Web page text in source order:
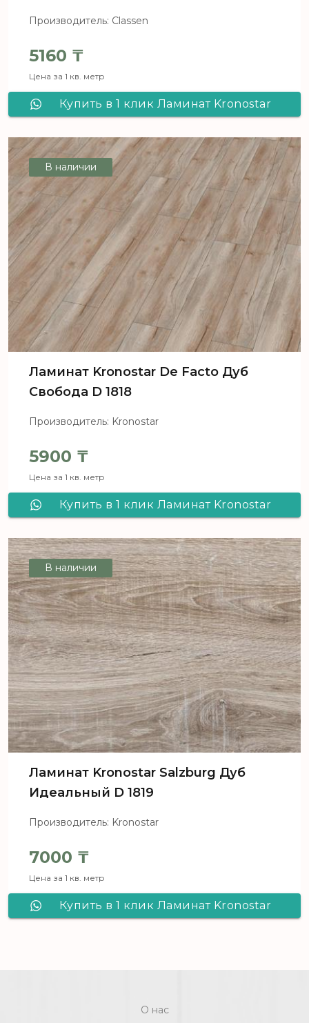
Производитель: Classen
5160 ₸
Цена за 1 кв. метр
Купить в 1 клик Ламинат Kronostar
В наличии
Ламинат Kronostar De Facto Дуб
Свобода D 1818
Производитель: Kronostar
5900 ₸
Цена за 1 кв. метр
Купить в 1 клик Ламинат Kronostar
В наличии
Ламинат Kronostar Salzburg Дуб
Идеальный D 1819
Производитель: Kronostar
7000 ₸
Цена за 1 кв. метр
Купить в 1 клик Ламинат Kronostar
О нас